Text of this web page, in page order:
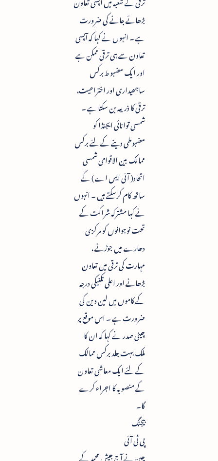
بڑھائے جانے کی ضرورت
ہے ۔ انہوں نے کہا کہ آپسی
تعاون سے ہی ترقی ممکن ہے
اور ایک مضبو ط برکس
ساجھیداری اور اختراعیت،
ترقی کا ذریعہ بن سکتا ہے ۔
شمسی توانائی ایجنڈا کو
مضبوطی دینے کے لئے برکس
ممالک بین الاقوامی شمسی
اتحاد( آئی ایس اے) کے
ساتھ کام کرسکتے ہیں ۔ انہوں
نے کہا مشترکہ شراکت کے
تحت نوجوانوں کو مرکزی
دھارے میں جوڑنے ،
مہارت کی ترقی میں تعاون
بڑھانے اور اعلی تکنیکی درجہ
کے کاموں میں لین دین کی
ضرورت ہے ۔ اس موقع پر
چینی صدر نے کہا کہ ان کا
ملک بہت جلد برکس ممالک
کے لئے ایک معاشی تعاون
کے منصوبہ کا اجراء کرے
گا۔
بیجنگ
پی ٹی آئی
چین نے آج جیش محمد کے